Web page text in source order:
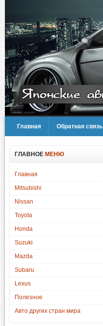
Главная Обратная связь
ГЛАВНОЕ МЕНЮ
Главная
Mitsubishi
Nissan
Toyota
Honda
Suzuki
Mazda
Subaru
Lexus
Полезное
Авто других стран мира